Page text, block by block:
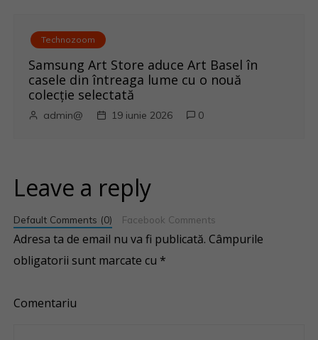
Technozoom
Samsung Art Store aduce Art Basel în
casele din întreaga lume cu o nouă
colecție selectată
admin@ 19 iunie 2026 0
Leave a reply
Default Comments (0) Facebook Comments
Adresa ta de email nu va fi publicată. Câmpurile
obligatorii sunt marcate cu *
Comentariu